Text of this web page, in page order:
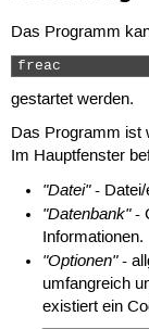
Das Programm
freac
gestartet werden.
Das Programm ist
Im Hauptfenster
"Datei"- Datei/
"Datenbank"-
Informationen.
"Optionen"-
umfangreich
existiert ein